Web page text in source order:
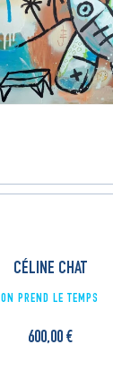
CÉLINE CHAT
ON PREND LE TEMPS
600,00 €